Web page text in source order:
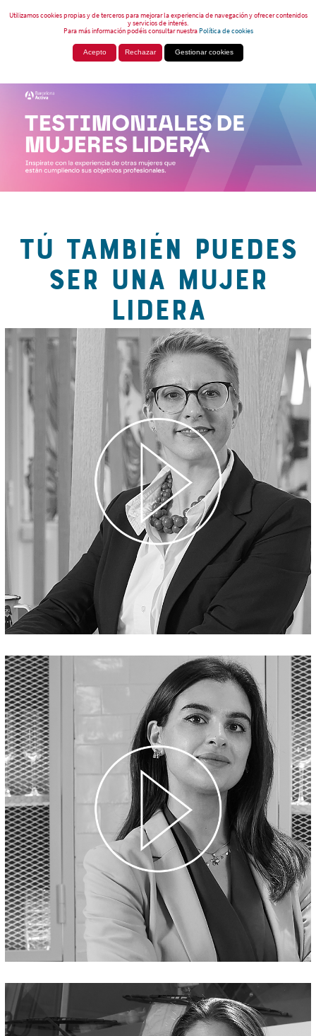
Utilizamos cookies propias y de terceros para mejorar la experiencia de navegación y ofrecer contenidos
y servicios de interés.
Para más información podéis consultar nuestraPolítica de cookies
Acepto Rechazar Gestionar cookies
TÚ TAMBIÉN PUEDES
SER UNA MUJER
LIDERA